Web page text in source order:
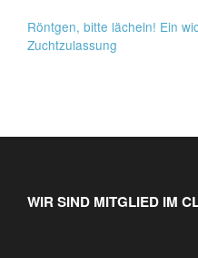
Röntgen, bitte lächeln! Ein
Zuchtzulassung
WIR SIND MITGLIED IM